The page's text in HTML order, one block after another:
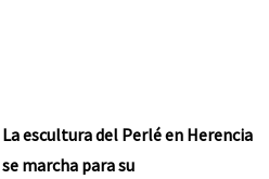
La escultura del Perlé en Herencia
se marcha para su